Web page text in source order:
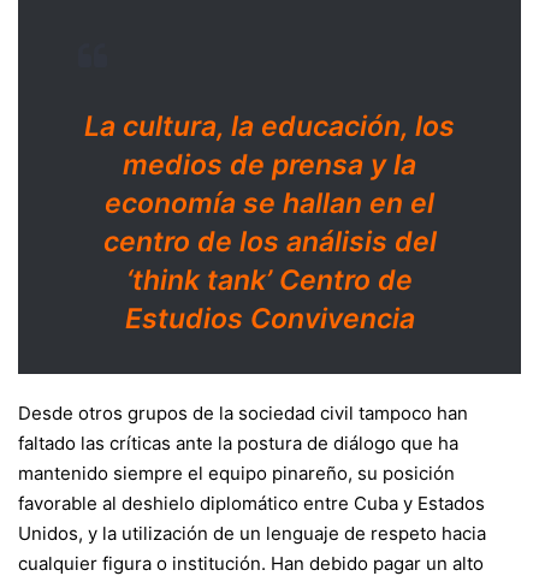
La cultura, la educación, los
medios de prensa y la
economía se hallan en el
centro de los análisis del
‘think tank’ Centro de
Estudios Convivencia
Desde otros grupos de la sociedad civil tampoco han
faltado las críticas ante la postura de diálogo que ha
mantenido siempre el equipo pinareño, su posición
favorable al deshielo diplomático entre Cuba y Estados
Unidos, y la utilización de un lenguaje de respeto hacia
cualquier figura o institución. Han debido pagar un alto